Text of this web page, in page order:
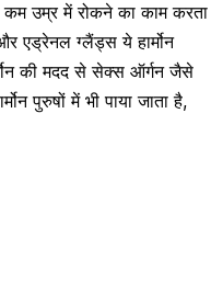
उम्र में रोकने का काम करता
एड्रेनल ग्लैंड्स ये हार्मोन
की मदद से सेक्स ऑर्गन जैसे
पुरुषों में भी पाया जाता है,